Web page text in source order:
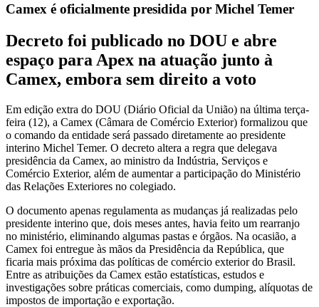
Camex é oficialmente presidida por Michel Temer
Decreto foi publicado no DOU e abre
espaço para Apex na atuação junto à
Camex, embora sem direito a voto
Em edição extra do DOU (Diário Oficial da União) na última terça-
feira (12), a Camex (Câmara de Comércio Exterior) formalizou que
o comando da entidade será passado diretamente ao presidente
interino Michel Temer. O decreto altera a regra que delegava
presidência da Camex, ao ministro da Indústria, Serviços e
Comércio Exterior, além de aumentar a participação do Ministério
das Relações Exteriores no colegiado.
O documento apenas regulamenta as mudanças já realizadas pelo
presidente interino que, dois meses antes, havia feito um rearranjo
no ministério, eliminando algumas pastas e órgãos. Na ocasião, a
Camex foi entregue às mãos da Presidência da República, que
ficaria mais próxima das políticas de comércio exterior do Brasil.
Entre as atribuições da Camex estão estatísticas, estudos e
investigações sobre práticas comerciais, como dumping, alíquotas de
impostos de importação e exportação.